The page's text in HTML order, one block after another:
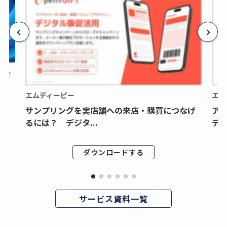
エムディーピー
サンプリングを実店舗への来店・購買につなげ
るには？ デジタ...
ダウンロードする
エ
ア
デ
サービス資料一覧